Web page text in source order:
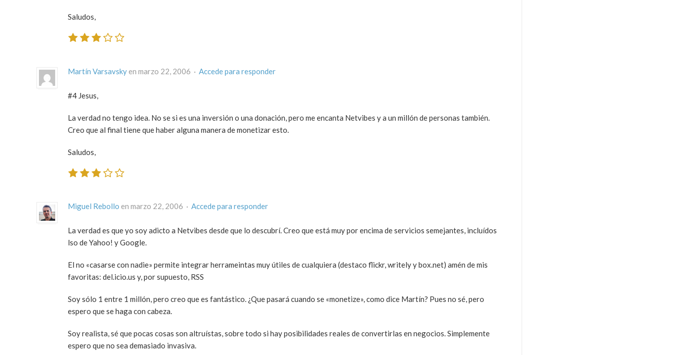
Saludos,
Martín Varsavsky en marzo 22, 2006 · Accede para responder
#4 Jesus,
La verdad no tengo idea. No se si es una inversión o una donación, pero me encanta Netvibes y a un millón de personas también.
Creo que al final tiene que haber alguna manera de monetizar esto.
Saludos,
Miguel Rebollo en marzo 22, 2006 · Accede para responder
La verdad es que yo soy adicto a Netvibes desde que lo descubrí. Creo que está muy por encima de servicios semejantes, incluídos
lso de Yahoo! y Google.
El no «casarse con nadie» permite integrar herrameintas muy útiles de cualquiera (destaco flickr, writely y box.net) amén de mis
favoritas: del.icio.us y, por supuesto, RSS
Soy sólo 1 entre 1 millón, pero creo que es fantástico. ¿Que pasará cuando se «monetize», como dice Martín? Pues no sé, pero
espero que se haga con cabeza.
Soy realista, sé que pocas cosas son altruístas, sobre todo si hay posibilidades reales de convertirlas en negocios. Simplemente
espero que no sea demasiado invasiva.